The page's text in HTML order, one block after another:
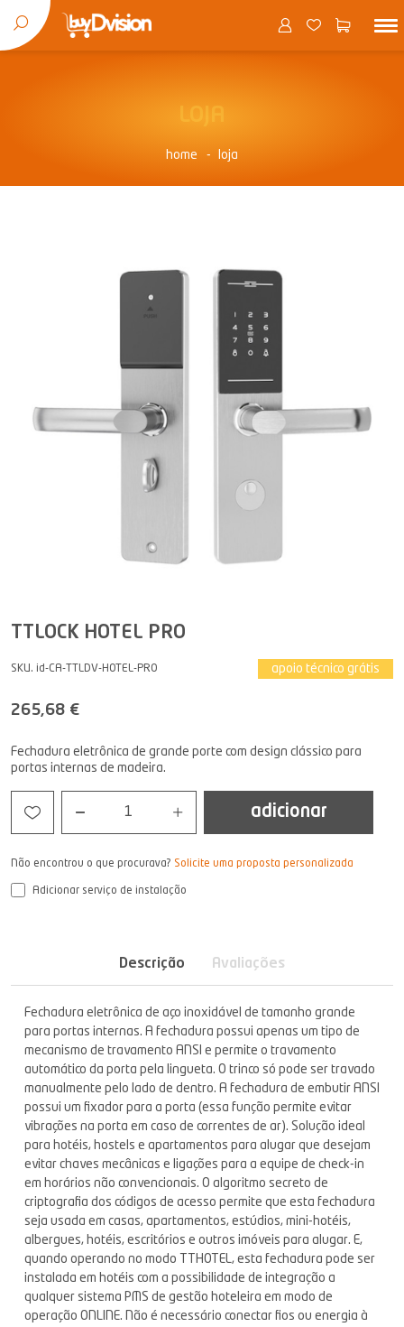
home loja
TTLOCK HOTEL PRO
SKU. id-CA-TTLDV-HOTEL-PRO apoio técnico grátis
265,68 €
Fechadura eletrônica de grande porte com design clássico para
portas internas de madeira.
1 adicionar
Não encontrou o que procurava? Solicite uma proposta personalizada
Adicionar serviço de instalação
Descrição Avaliações
Fechadura eletrônica de aço inoxidável de tamanho grande
para portas internas. A fechadura possui apenas um tipo de
mecanismo de travamento ANSI e permite o travamento
automático da porta pela lingueta. O trinco só pode ser travado
manualmente pelo lado de dentro. A fechadura de embutir ANSI
possui um fixador para a porta (essa função permite evitar
vibrações na porta em caso de correntes de ar). Solução ideal
para hotéis, hostels e apartamentos para alugar que desejam
evitar chaves mecânicas e ligações para a equipe de check-in
em horários não convencionais. O algoritmo secreto de
criptografia dos códigos de acesso permite que esta fechadura
seja usada em casas, apartamentos, estúdios, mini-hotéis,
albergues, hotéis, escritórios e outros imóveis para alugar. E,
quando operando no modo TTHOTEL, esta fechadura pode ser
instalada em hotéis com a possibilidade de integração a
qualquer sistema PMS de gestão hoteleira em modo de
operação ONLINE. Não é necessário conectar fios ou energia à